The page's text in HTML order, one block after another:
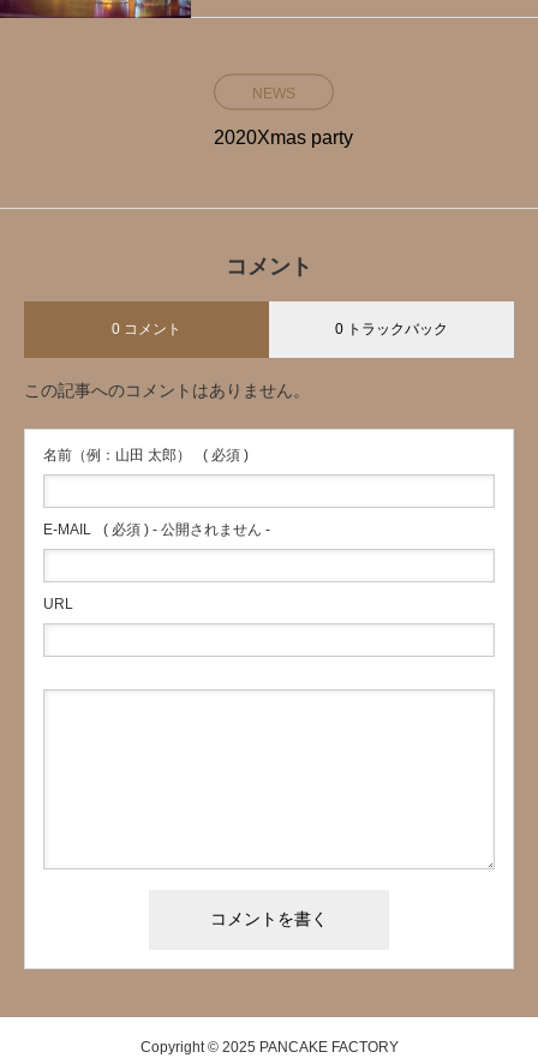
NEWS
2020Xmas party
コメント
0 コメント 0 トラックバック
この記事へのコメントはありません。
名前（例：山田 太郎） ( 必須 )
E-MAIL ( 必須 ) - 公開されません -
URL
Copyright © 2025 PANCAKE FACTORY